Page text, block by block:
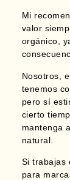
Mi
valor
orgánico,
Nosotros,
tenemos
pero sí
cierto
mantenga
natural.
Si trabajas
para